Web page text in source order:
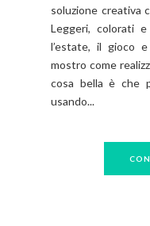
soluzione creativa
Leggeri, colorati
l’estate, il gioco
mostro come
cosa bella è che
usando...